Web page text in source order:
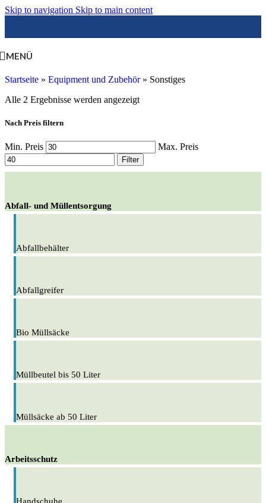
Skip to navigation Skip to main content
MENÜ
Startseite » Equipment und Zubehör» Sonstiges
Alle 2 Ergebnisse werden angezeigt
Nach Preis filtern
Min. Preis Max. Preis
Filter
Abfall- und Müllentsorgung
Abfallbehälter
Abfallgreifer
Bio Müllsäcke
Müllbeutel bis 50 Liter
Müllsäcke ab 50 Liter
Arbeitsschutz